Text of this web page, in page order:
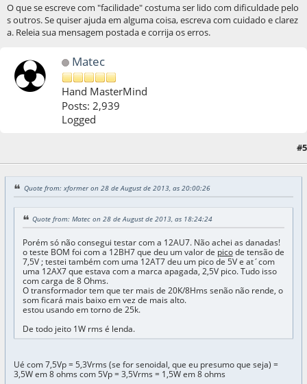
O que se escreve com "facilidade" costuma ser lido com dificuldade pelo
s outros. Se quiser ajuda em alguma coisa, escreva com cuidado e clarez
a. Releia sua mensagem postada e corrija os erros.
Matec
Hand MasterMind
Posts: 2,939
Logged
#5
Quote from: xformer on 28 de August de 2013, as 20:00:26
Quote from: Matec on 28 de August de 2013, as 18:24:24
Porém só não consegui testar com a 12AU7. Não achei as danadas!
o teste BOM foi com a 12BH7 que deu um valor de picode tensão de
7,5V ; testei também com uma 12AT7 deu um pico de 5V e at´com
uma 12AX7 que estava com a marca apagada, 2,5V pico. Tudo isso
com carga de 8 Ohms.
O transformador tem que ter mais de 20K/8Hms senão não rende, o
som ficará mais baixo em vez de mais alto.
estou usando em torno de 25k.
De todo jeito 1W rms é lenda.
Ué com 7,5Vp = 5,3Vrms (se for senoidal, que eu presumo que seja) =
3,5W em 8 ohms com 5Vp = 3,5Vrms = 1,5W em 8 ohms